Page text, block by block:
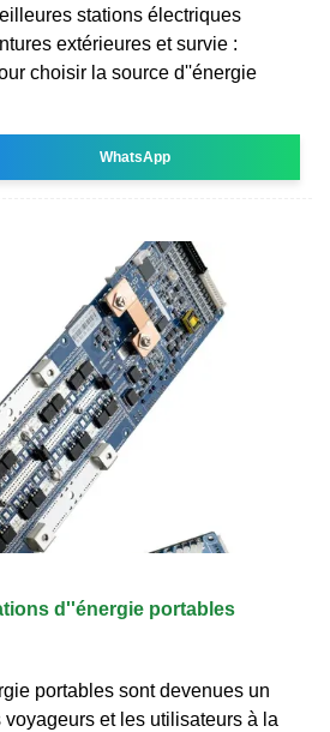
stations électriques
extérieures et survie :
choisir la source d''énergie
WhatsApp
d''énergie portables
portables sont devenues un
voyageurs et les utilisateurs à la